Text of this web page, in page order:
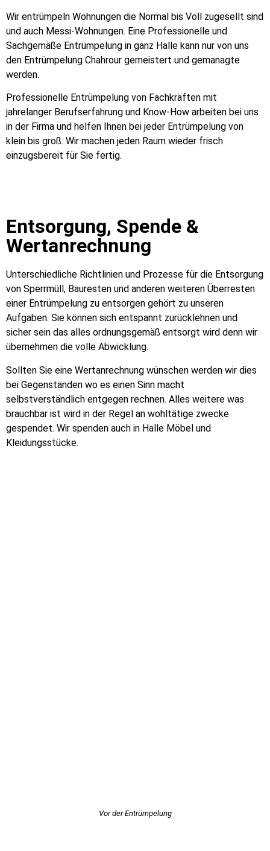
Wir entrümpeln Wohnungen die Normal bis Voll zugesellt sind
und auch Messi-Wohnungen. Eine Professionelle und
Sachgemäße Entrümpelung in ganz Halle kann nur von uns
den Entrümpelung Chahrour gemeistert und gemanagte
werden.
Professionelle Entrümpelung von Fachkräften mit
jahrelanger Berufserfahrung und Know-How arbeiten bei uns
in der Firma und helfen Ihnen bei jeder Entrümpelung von
klein bis groß. Wir machen jeden Raum wieder frisch
einzugsbereit für Sie fertig.
Entsorgung, Spende &
Wertanrechnung
Unterschiedliche Richtlinien und Prozesse für die Entsorgung
von Sperrmüll, Bauresten und anderen weiteren Überresten
einer Entrümpelung zu entsorgen gehört zu unseren
Aufgaben. Sie können sich entspannt zurücklehnen und
sicher sein das alles ordnungsgemäß entsorgt wird denn wir
übernehmen die volle Abwicklung.
Sollten Sie eine Wertanrechnung wünschen werden wir dies
bei Gegenständen wo es einen Sinn macht
selbstverständlich entgegen rechnen. Alles weitere was
brauchbar ist wird in der Regel an wohltätige zwecke
gespendet. Wir spenden auch in Halle Möbel und
Kleidungsstücke.
Vor der Entrümpelung